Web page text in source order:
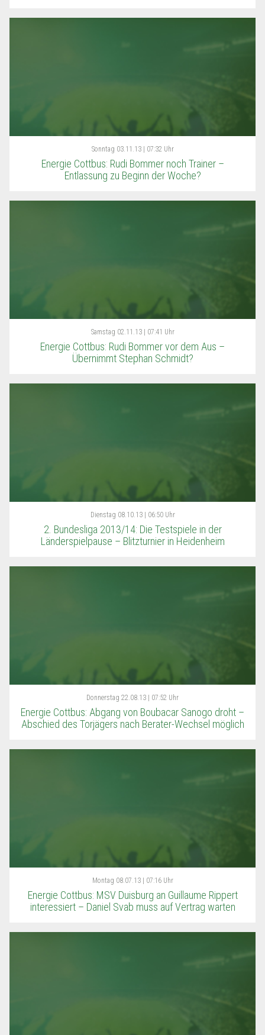
Sonntag 03.11.13 | 07:32 Uhr
Energie Cottbus: Rudi Bommer noch Trainer –
Entlassung zu Beginn der Woche?
Samstag 02.11.13 | 07:41 Uhr
Energie Cottbus: Rudi Bommer vor dem Aus –
Übernimmt Stephan Schmidt?
Dienstag 08.10.13 | 06:50 Uhr
2. Bundesliga 2013/14: Die Testspiele in der
Länderspielpause – Blitzturnier in Heidenheim
Donnerstag 22.08.13 | 07:52 Uhr
Energie Cottbus: Abgang von Boubacar Sanogo droht –
Abschied des Torjägers nach Berater-Wechsel möglich
Montag 08.07.13 | 07:16 Uhr
Energie Cottbus: MSV Duisburg an Guillaume Rippert
interessiert – Daniel Svab muss auf Vertrag warten